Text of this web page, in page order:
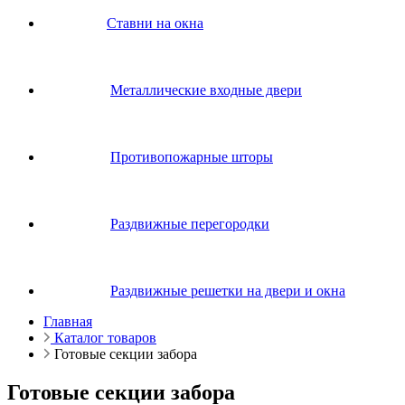
Ставни на окна
Металлические входные двери
Противопожарные шторы
Раздвижные перегородки
Раздвижные решетки на двери и окна
Главная
Каталог товаров
Готовые секции забора
Готовые секции забора